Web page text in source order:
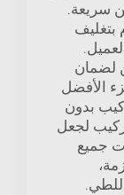
سريعة.
بتغليف
لضمان
الأفضل
بدون
لجعل
جميع
للطي.